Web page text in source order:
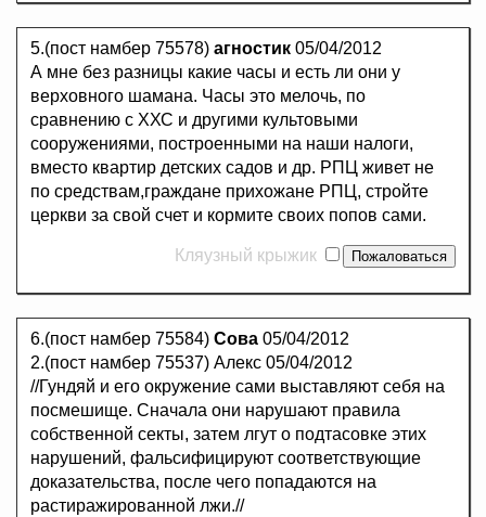
5.(пост намбер 75578) агностик 05/04/2012
А мне без разницы какие часы и есть ли они у
верховного шамана. Часы это мелочь, по
сравнению с ХХС и другими культовыми
сооружениями, построенными на наши налоги,
вместо квартир детских садов и др. РПЦ живет не
по средствам,граждане прихожане РПЦ, стройте
церкви за свой счет и кормите своих попов сами.
Кляузный крыжик
6.(пост намбер 75584) Сова 05/04/2012
2.(пост намбер 75537) Алекс 05/04/2012
//Гундяй и его окружение сами выставляют себя на
посмешище. Сначала они нарушают правила
собственной секты, затем лгут о подтасовке этих
нарушений, фальсифицируют соответствующие
доказательства, после чего попадаются на
растиражированной лжи.//